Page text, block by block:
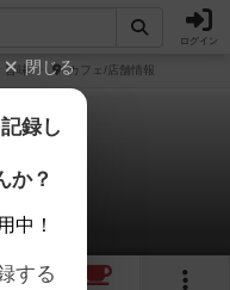
ログイン
旨味 カフェ/店舗情報
提供中
閉じる
録し
か？
中！
する